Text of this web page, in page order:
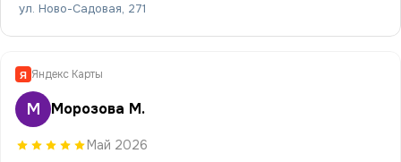
ул. Ново-Садовая, 271
Я Яндекс Карты
М Морозова М.
Май 2026